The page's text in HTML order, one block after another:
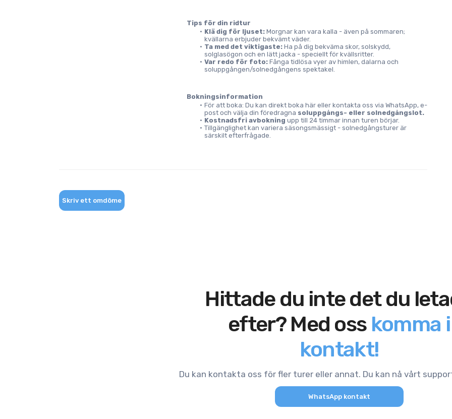
Tips för din ridtur
Klä dig för ljuset: Morgnar kan vara kalla - även på sommaren;
kvällarna erbjuder bekvämt väder.
Ta med det viktigaste: Ha på dig bekväma skor, solskydd,
solglasögon och en lätt jacka - speciellt för kvällsritter.
Var redo för foto: Fånga tidlösa vyer av himlen, dalarna och
soluppgången/solnedgångens spektakel.
Bokningsinformation
För att boka: Du kan direkt boka här eller kontakta oss via WhatsApp, e-
post och välja din föredragna soluppgångs- eller solnedgångslot.
Kostnadsfri avbokning upp till 24 timmar innan turen börjar.
Tillgänglighet kan variera säsongsmässigt - solnedgångsturer är
särskilt efterfrågade.
Skriv ett omdöme
Hittade du inte det du
efter? Med oss komma i
kontakt!
Du kan kontakta oss för fler turer eller annat. Du kan nå vårt
WhatsApp kontakt